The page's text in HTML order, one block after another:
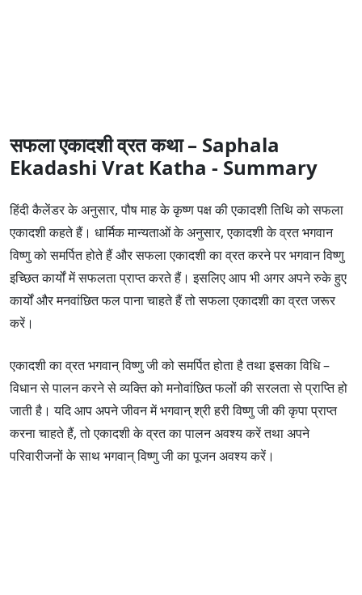
सफला एकादशी व्रत कथा – Saphala
Ekadashi Vrat Katha - Summary
हिंदी कैलेंडर के अनुसार, पौष माह के कृष्ण पक्ष की एकादशी तिथि को सफला
एकादशी कहते हैं। धार्मिक मान्यताओं के अनुसार, एकादशी के व्रत भगवान
विष्णु को समर्पित होते हैं और सफला एकादशी का व्रत करने पर भगवान विष्णु
इच्छित कार्यों में सफलता प्राप्त करते हैं। इसलिए आप भी अगर अपने रुके हुए
कार्यों और मनवांछित फल पाना चाहते हैं तो सफला एकादशी का व्रत जरूर
करें।
एकादशी का व्रत भगवान् विष्णु जी को समर्पित होता है तथा इसका विधि –
विधान से पालन करने से व्यक्ति को मनोवांछित फलों की सरलता से प्राप्ति हो
जाती है। यदि आप अपने जीवन में भगवान् श्री हरी विष्णु जी की कृपा प्राप्त
करना चाहते हैं, तो एकादशी के व्रत का पालन अवश्य करें तथा अपने
परिवारीजनों के साथ भगवान् विष्णु जी का पूजन अवश्य करें।